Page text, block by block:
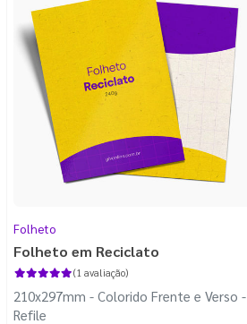
Folheto
Folheto em Reciclato
(1 avaliação)
210x297mm - Colorido Frente e Verso -
Refile